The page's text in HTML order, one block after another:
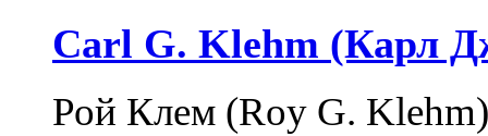
Carl G. Klehm (Карл
Рой Клем (Roy G.